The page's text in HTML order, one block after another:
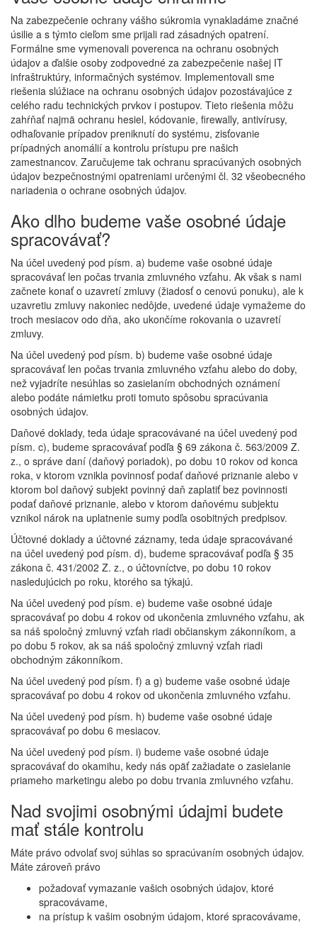
Na zabezpečenie ochrany vášho súkromia vynakladáme značné
úsilie a s týmto cieľom sme prijali rad zásadných opatrení.
Formálne sme vymenovali poverenca na ochranu osobných
údajov a ďalšie osoby zodpovedné za zabezpečenie našej IT
infraštruktúry, informačných systémov. Implementovali sme
riešenia slúžiace na ochranu osobných údajov pozostávajúce z
celého radu technických prvkov i postupov. Tieto riešenia môžu
zahŕňať najmä ochranu hesiel, kódovanie, firewally, antivírusy,
odhaľovanie prípadov preniknutí do systému, zisťovanie
prípadných anomálií a kontrolu prístupu pre našich
zamestnancov. Zaručujeme tak ochranu spracúvaných osobných
údajov bezpečnostnými opatreniami určenými čl. 32 všeobecného
nariadenia o ochrane osobných údajov.
Ako dlho budeme vaše osobné údaje
spracovávať?
Na účel uvedený pod písm. a) budeme vaše osobné údaje
spracovávať len počas trvania zmluvného vzťahu. Ak však s nami
začnete konať o uzavretí zmluvy (žiadosť o cenovú ponuku), ale k
uzavretiu zmluvy nakoniec nedôjde, uvedené údaje vymažeme do
troch mesiacov odo dňa, ako ukončíme rokovania o uzavretí
zmluvy.
Na účel uvedený pod písm. b) budeme vaše osobné údaje
spracovávať len počas trvania zmluvného vzťahu alebo do doby,
než vyjadríte nesúhlas so zasielaním obchodných oznámení
alebo podáte námietku proti tomuto spôsobu spracúvania
osobných údajov.
Daňové doklady, teda údaje spracovávané na účel uvedený pod
písm. c), budeme spracovávať podľa § 69 zákona č. 563/2009 Z.
z., o správe daní (daňový poriadok), po dobu 10 rokov od konca
roka, v ktorom vznikla povinnosť podať daňové priznanie alebo v
ktorom bol daňový subjekt povinný daň zaplatiť bez povinnosti
podať daňové priznanie, alebo v ktorom daňovému subjektu
vznikol nárok na uplatnenie sumy podľa osobitných predpisov.
Účtovné doklady a účtovné záznamy, teda údaje spracovávané
na účel uvedený pod písm. d), budeme spracovávať podľa § 35
zákona č. 431/2002 Z. z., o účtovníctve, po dobu 10 rokov
nasledujúcich po roku, ktorého sa týkajú.
Na účel uvedený pod písm. e) budeme vaše osobné údaje
spracovávať po dobu 4 rokov od ukončenia zmluvného vzťahu, ak
sa náš spoločný zmluvný vzťah riadi občianskym zákonníkom, a
po dobu 5 rokov, ak sa náš spoločný zmluvný vzťah riadi
obchodným zákonníkom.
Na účel uvedený pod písm. f) a g) budeme vaše osobné údaje
spracovávať po dobu 4 rokov od ukončenia zmluvného vzťahu.
Na účel uvedený pod písm. h) budeme vaše osobné údaje
spracovávať po dobu 6 mesiacov.
Na účel uvedený pod písm. i) budeme vaše osobné údaje
spracovávať do okamihu, kedy nás opäť zažiadate o zasielanie
priameho marketingu alebo po dobu trvania zmluvného vzťahu.
Nad svojimi osobnými údajmi budete
mať stále kontrolu
Máte právo odvolať svoj súhlas so spracúvaním osobných údajov.
Máte zároveň právo
požadovať vymazanie vašich osobných údajov, ktoré
spracovávame,
na prístup k vašim osobným údajom, ktoré spracovávame,